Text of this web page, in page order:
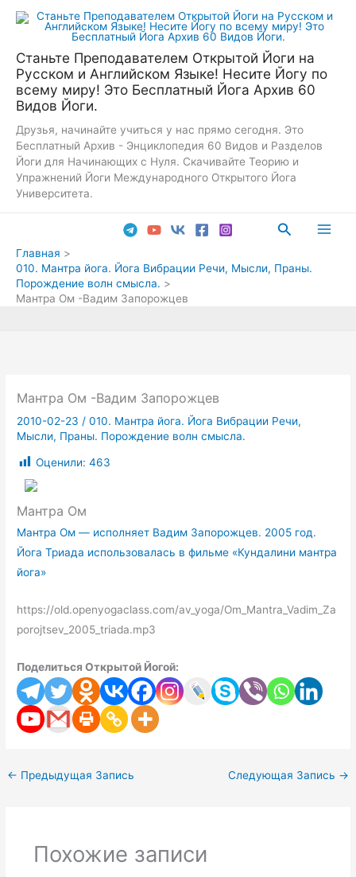
Перейти
Станьте Преподавателем Открытой Йоги на
Русском и Английском Языке! Несите Йогу по
всему миру! Это Бесплатный Йога Архив 60
Видов Йоги.
Друзья, начинайте учиться у нас прямо сегодня. Это
Бесплатный Архив - Энциклопедия 60 Видов и Разделов
Йоги для Начинающих с Нуля. Скачивайте Теорию и
Упражнений Йоги Международного Открытого Йога
Университета.
Поиск
Главная
010. Мантра йога. Йога Вибрации Речи, Мысли, Праны.
Порождение волн смысла.
Мантра Ом -Вадим Запорожцев
Мантра Ом -Вадим Запорожцев
2010-02-23 /010. Мантра йога. Йога Вибрации Речи,
Мысли, Праны. Порождение волн смысла.
Оценили: 463
Мантра Ом
Мантра Ом — исполняет Вадим Запорожцев. 2005 год.
Йога Триада использовалась в фильме «Кундалини мантра
йога»
https://old.openyogaclass.com/av_yoga/Om_Mantra_Vadim_Za
porojtsev_2005_triada.mp3
Поделиться Открытой Йогой:
← Предыдущая Запись Следующая Запись →
Похожие записи